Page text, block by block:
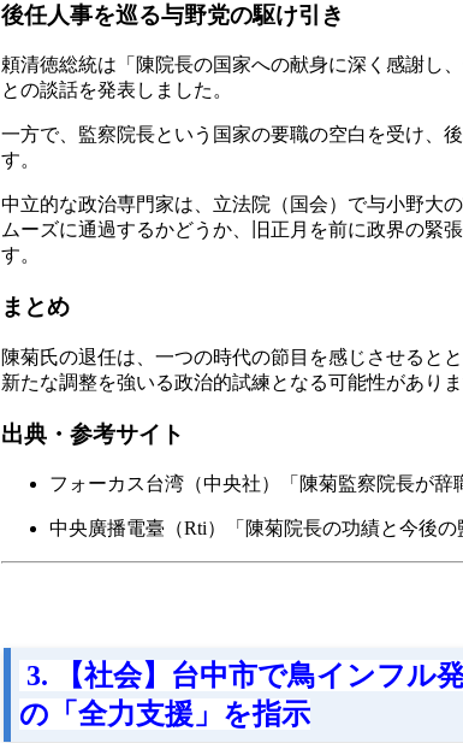
後任人事を巡る与野党の駆け引き
頼清徳総統は「陳院長の国家への献身に深く感謝し
との談話を発表しました。
一方で、監察院長という国家の要職の空白を受け、
す。
中立的な政治専門家は、立法院（国会）で与小野大
ムーズに通過するかどうか、旧正月を前に政界の緊
す。
まとめ
陳菊氏の退任は、一つの時代の節目を感じさせると
新たな調整を強いる政治的試練となる可能性がありま
出典・参考サイト
フォーカス台湾（中央社）「陳菊監察院長が辞
中央廣播電臺（Rti）「陳菊院長の功績と今後の
3. 【社会】台中市で鳥インフル
の「全力支援」を指示